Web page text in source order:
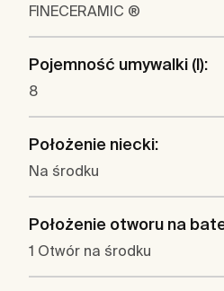
FINECERAMIC ®
Pojemność umywalki (l):
8
Położenie niecki:
Na środku
Położenie otworu na
1 Otwór na środku